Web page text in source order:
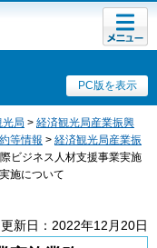
PC版を表示
メニュ
ー
光局 > 経済観光局産業振興
等情報 > 経済観光局産業振
ビジネス人材支援事業実施
施について
更新日：2022年12月20日